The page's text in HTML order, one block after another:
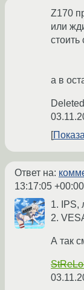
Z170
или
стоить
а в
Deleted
Ответ на:
13:17:05 +00:00
1. IPS,
2.
А так